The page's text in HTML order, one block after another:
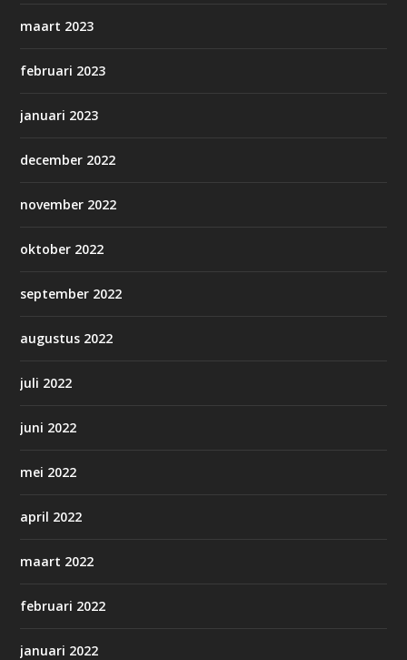
maart 2023
februari 2023
januari 2023
december 2022
november 2022
oktober 2022
september 2022
augustus 2022
juli 2022
juni 2022
mei 2022
april 2022
maart 2022
februari 2022
januari 2022